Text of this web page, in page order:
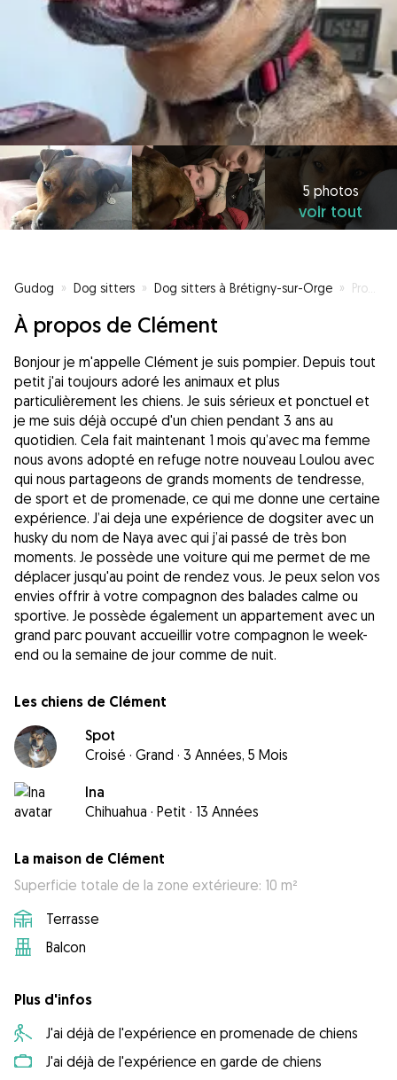
5 photos
voir tout
Gudog » Dog sitters » Dog sitters à Brétigny-sur-Orge » Promenades, câlins et sport sont au rendez-vous
À propos de Clément
Bonjour je m'appelle Clément je suis pompier. Depuis tout
petit j'ai toujours adoré les animaux et plus
particulièrement les chiens. Je suis sérieux et ponctuel et
je me suis déjà occupé d'un chien pendant 3 ans au
quotidien. Cela fait maintenant 1 mois qu’avec ma femme
nous avons adopté en refuge notre nouveau Loulou avec
qui nous partageons de grands moments de tendresse,
de sport et de promenade, ce qui me donne une certaine
expérience. J’ai deja une expérience de dogsiter avec un
husky du nom de Naya avec qui j’ai passé de très bon
moments. Je possède une voiture qui me permet de me
déplacer jusqu'au point de rendez vous. Je peux selon vos
envies offrir à votre compagnon des balades calme ou
sportive. Je possède également un appartement avec un
grand parc pouvant accueillir votre compagnon le week-
end ou la semaine de jour comme de nuit.
Les chiens de Clément
Spot
Croisé · Grand · 3 Années, 5 Mois
Ina
Chihuahua · Petit · 13 Années
La maison de Clément
Superficie totale de la zone extérieure: 10 m²
Terrasse
Balcon
Plus d'infos
J'ai déjà de l'expérience en promenade de chiens
J'ai déjà de l'expérience en garde de chiens